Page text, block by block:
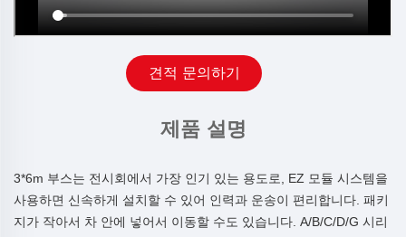
견적 문의하기
제품 설명
3*6m 부스는 전시회에서 가장 인기 있는 용도로, EZ 모듈 시스템을
사용하면 신속하게 설치할 수 있어 인력과 운송이 편리합니다. 패키
지가 작아서 차 안에 넣어서 이동할 수도 있습니다. A/B/C/D/G 시리